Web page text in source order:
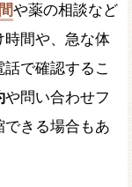
や薬の相談など
時間や、急な体
で確認するこ
や問い合わせフ
できる場合もあ